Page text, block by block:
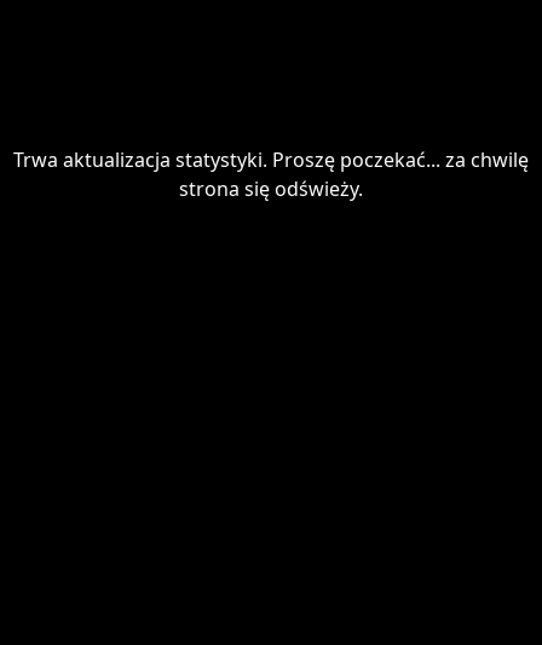
Trwa aktualizacja statystyki. Proszę poczekać... za chwilę
strona się odświeży.